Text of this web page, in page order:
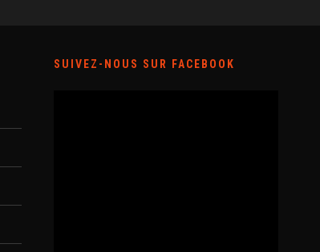
SUIVEZ-NOUS SUR FACEBOOK